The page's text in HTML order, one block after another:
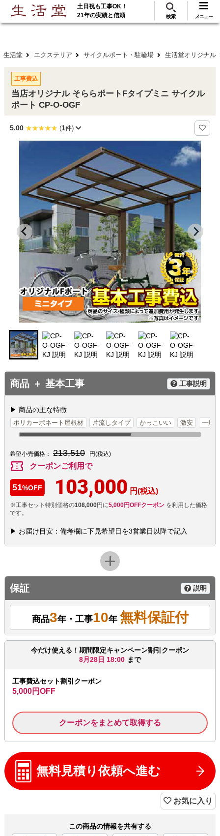
ご利用 288万･工事実績117万件! 無料見積
土日祝も工事OK！
21年の実績と信頼
検索 メニュー
生活堂 エクステリア サイクルポート・駐輪場 生活堂オリジナル
工事費込
当店オリジナル そららポートFタイプミニ サイクル
ポート CP-O-OGF
5.00 (1件)
商品 ＋ 基本工事 工事説明
▶ 商品の主な特徴
ポリカーボネート屋根材 片流しタイプ かっこいい 激安 一般
希望小売価格： 213,510 円(税込)
confirmation_number クーポンご利用で
51%OFF 103,000 円(税込)
※工事セット特別価格の108,000円に5,000円OFFクーポンを利用した価格
です。
▶ お届け目安：備考欄に下見希望日を3営業日以降で記入
保証 説明
商品3年・工事10年 無料保証付
今だけ使える！期間限定キャンペーン割引クーポン
8月28日 18:00 まで
工事費込セット割引クーポン
5,000円OFF
クーポンをまとめて取得する
無料見積り依頼へ進む
お気に入り
この商品の情報を共有する